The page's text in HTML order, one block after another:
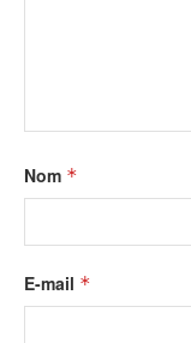
Nom *
E-mail *